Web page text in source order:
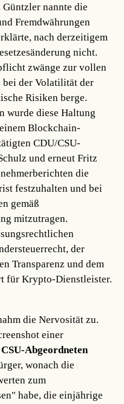
nannte die
Fremdwährungen
nach derzeitigem
nicht.
zwänge zur vollen
bei der Volatilität der
Risiken berge.
wurde diese Haltung
Blockchain-
CDU/CSU-
und erneut Fritz
die
festzuhalten und bei
gemäß
mitzutragen.
der
Transparenz und dem
für Krypto-Dienstleister.
die Nervosität zu.
einer
Abgeordneten
wonach die
zum
habe, die einjährige